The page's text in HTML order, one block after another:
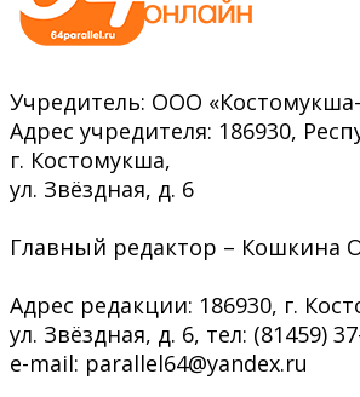
Учредитель: ООО
Адрес учредителя: 186930,
г. Костомукша,
ул. Звёздная, д. 6
Главный редактор – Кошкина
Адрес редакции: 186930, г.
ул. Звёздная, д. 6, тел: (81459)
e-mail: parallel64@yandex.ru